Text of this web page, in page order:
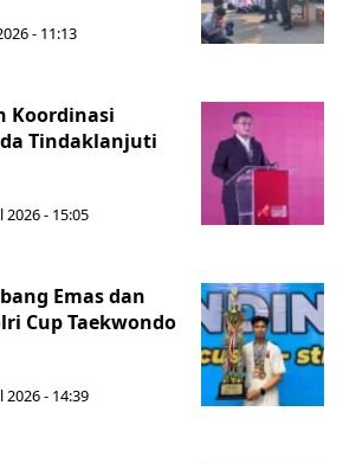
- 11:13
Koordinasi
Tindaklanjuti
- 15:05
Emas dan
Cup Taekwondo
- 14:39